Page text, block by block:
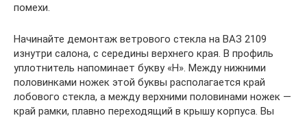
помехи.
Начинайте демонтаж ветрового стекла на ВАЗ 2109
изнутри салона, с середины верхнего края. В профиль
уплотнитель напоминает букву «Н». Между нижними
половинками ножек этой буквы располагается край
лобового стекла, а между верхними половинами ножек —
край рамки, плавно переходящий в крышу корпуса. Вы